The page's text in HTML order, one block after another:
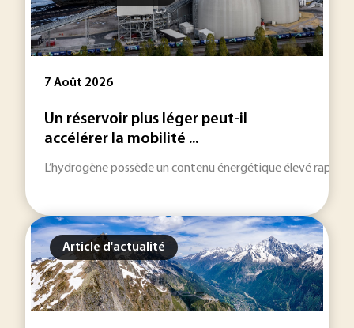
7 Août 2026
Un réservoir plus léger peut-il
accélérer la mobilité ...
L’hydrogène possède un contenu énergétique élevé
Article d'actualité